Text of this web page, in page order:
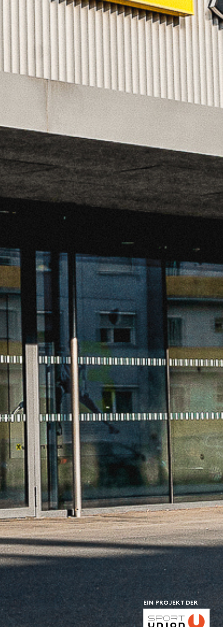
EIN PROJEKT DER